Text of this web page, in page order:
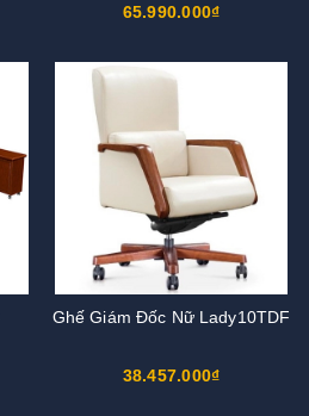
65.990.000₫
Ghế Giám Đốc Nữ Lady10TDF
38.457.000₫